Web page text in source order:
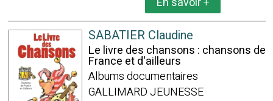
SABATIER Claudine
Le livre des chansons : chansons de
France et d'ailleurs
Albums documentaires
GALLIMARD JEUNESSE